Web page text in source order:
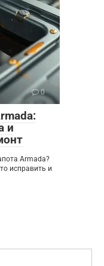
0
и
Armada?
исправить и